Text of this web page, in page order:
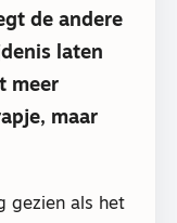
de andere
laten
meer
maar
gezien als het